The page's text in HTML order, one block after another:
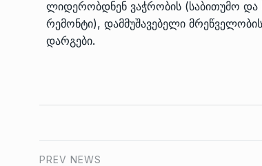
ლიდერობდნენ ვაჭრობის (საბითუმო
რემონტი), დამმუშავებელი
დარგები.
PREV NEWS